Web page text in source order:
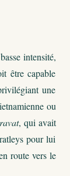
intensité,
être capable
une
ou
, qui avait
pour lui
route vers le